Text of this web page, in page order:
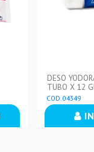
DESO
TUBO X 12
COD. 04349